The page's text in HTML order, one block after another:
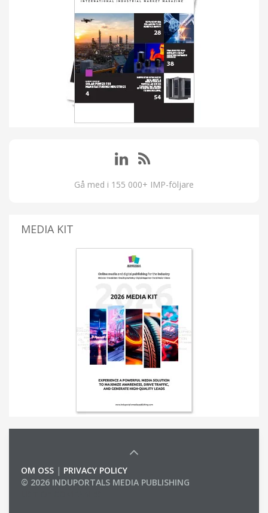
Gå med i 155 000+ IMP-följare
MEDIA KIT
OM OSS | PRIVACY POLICY
© 2026 INDUPORTALS MEDIA PUBLISHING